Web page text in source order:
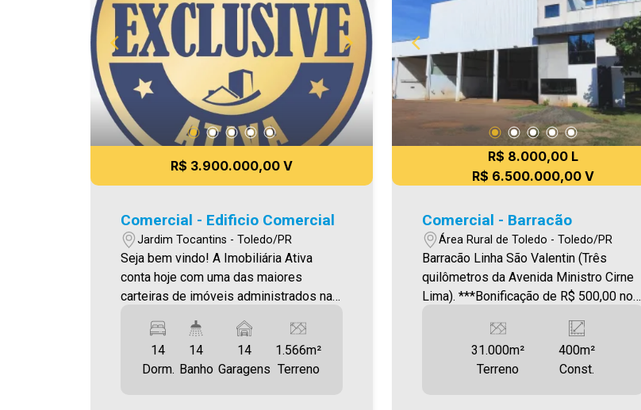
R$ 3.900.000,00 V
Comercial - Edificio Comercial
Jardim Tocantins - Toledo/PR
Seja bem vindo! A Imobiliária Ativa
conta hoje com uma das maiores
carteiras de imóveis administrados na
venda. Confira mais uma de nossas
opções! OPORTUNIDADE DE
INVESTIMENTO! Negócio em
14
Dorm.
14
Banho
14
Garagens
1.566m²
Terreno
R$ 8.000,00 L
R$ 6.500.000,00 V
Comercial - Barracão
Área Rural de Toledo - Toledo/PR
Barracão Linha São Valentin (Três
quilômetros da Avenida Ministro Cirne
Lima). ***Bonificação de R$ 500,00 nos
imóvel conta com: - Lavatório exclusivo
para caminhões - Escritório - Energia
trifásica disponível *Fácil acesso para
31.000m²
Terreno
400m²
Const.